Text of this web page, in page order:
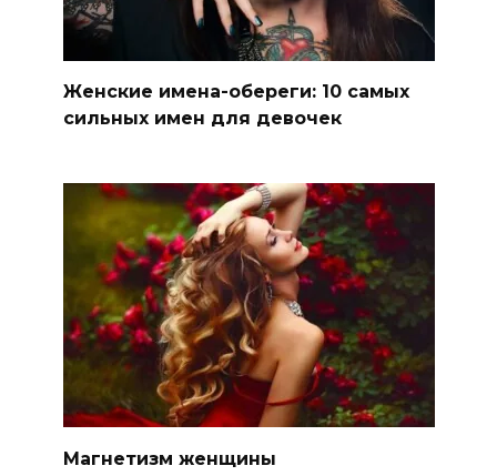
Женские имена-обереги: 10 самых
сильных имен для девочек
Магнетизм женщины